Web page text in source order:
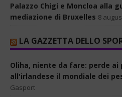
Palazzo Chigi e Moncloa alla
mediazione di Bruxelles 8
LA GAZZETTA DELLO
Oliha, niente da fare: perde ai
all'irlandese il mondiale dei
Gasport